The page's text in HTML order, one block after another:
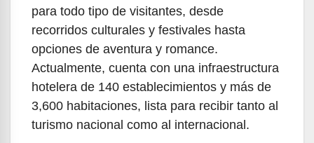
para todo tipo de visitantes, desde
recorridos culturales y festivales hasta
opciones de aventura y romance.
Actualmente, cuenta con una infraestructura
hotelera de 140 establecimientos y más de
3,600 habitaciones, lista para recibir tanto al
turismo nacional como al internacional.